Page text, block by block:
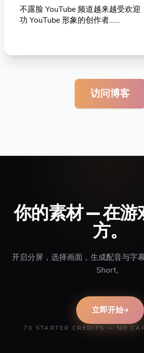
不露脸 YouTube 频道越来越受欢
功 YouTube 形象的创作者……
访问博客
你的素材 — 在游
方。
开启分屏，选择画面，生成配音与字
Short。
立即开始
70 STARTER CREDITS — NO